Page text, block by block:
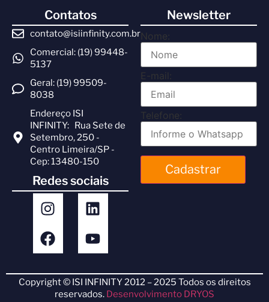
Contatos
contato@isiinfinity.com.br
Comercial: (19) 99448-
5137
Geral: (19) 99509-
8038
Endereço ISI
INFINITY: Rua Sete de
Setembro, 250 -
Centro Limeira/SP -
Cep: 13480-150
Redes sociais
Newsletter
Nome:
E-mail:
Telefone:
Cadastrar
Copyright © ISI INFINITY 2012 – 2025 Todos os direitos
reservados. Desenvolvimento DRYOS